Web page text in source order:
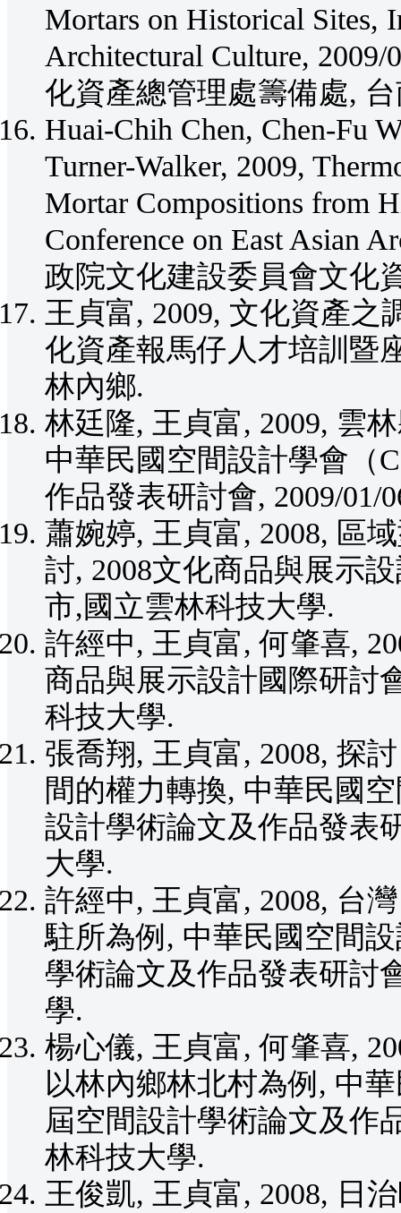
Mortars on Historical Sites,
Architectural Culture,
化資產總管理處籌備處,
Huai-Chih Chen, Chen-Fu
Turner-Walker, 2009,
Mortar Compositions from
Conference on East Asian
政院文化建設委員會文化
王貞富, 2009, 文化資產
化資產報馬仔人才培訓暨
林內鄉.
林廷隆, 王貞富, 2009, 雲
中華民國空間設計學會（
作品發表研討會, 2009/01/
蕭婉婷, 王貞富, 2008, 區
討, 2008文化商品與展示
市,國立雲林科技大學.
許經中, 王貞富, 何肇喜,
商品與展示設計國際研討
科技大學.
張喬翔, 王貞富, 2008, 探
間的權力轉換, 中華民國
設計學術論文及作品發表
大學.
許經中, 王貞富, 2008, 台
駐所為例, 中華民國空間
學術論文及作品發表研討
學.
楊心儀, 王貞富, 何肇喜,
以林內鄉林北村為例, 中
屆空間設計學術論文及作
林科技大學.
王俊凱, 王貞富, 2008, 日